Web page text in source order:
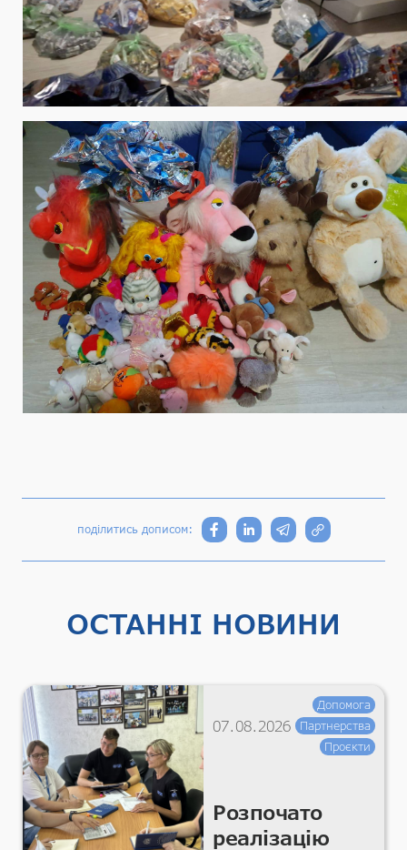
поділитись дописом:
ОСТАННІ НОВИНИ
07.08.2026
Допомога
Партнерства
Проєкти
Розпочато
реалізацію